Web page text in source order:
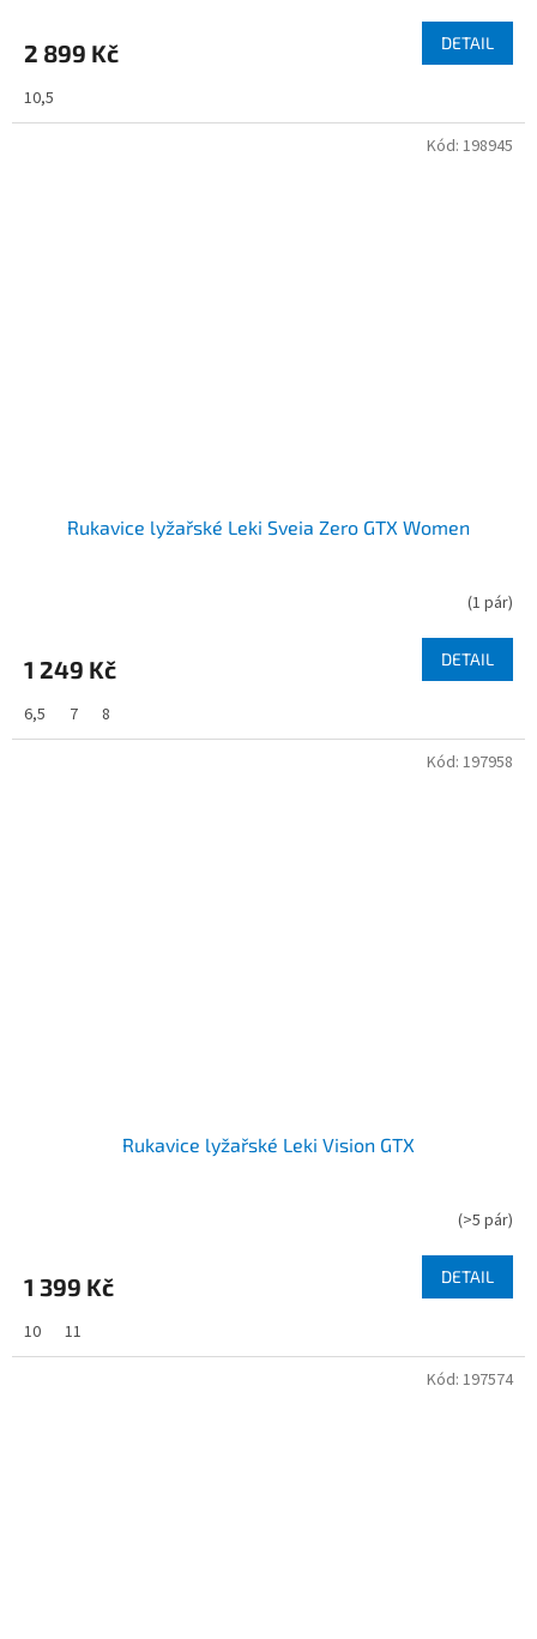
2 899 Kč DETAIL
10,5
Rukavice lyžařské Leki Sveia Zero GTX Women
(1 pár)
1 249 Kč DETAIL
6,5 7 8
Kód: 198945
Rukavice lyžařské Leki Vision GTX
(>5 pár)
1 399 Kč DETAIL
10 11
Kód: 197958
Kód: 197574